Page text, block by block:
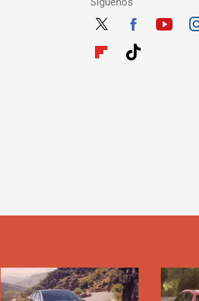
Twit
Fac